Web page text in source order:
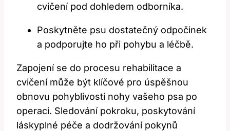
cvičení pod dohledem odborníka.
Poskytněte psu dostatečný odpočinek
a podporujte ho při pohybu a léčbě.
Zapojení se do procesu rehabilitace a
cvičení může být klíčové pro úspěšnou
obnovu pohyblivosti nohy vašeho psa po
operaci. Sledování pokroku, poskytování
láskyplné péče a dodržování pokynů